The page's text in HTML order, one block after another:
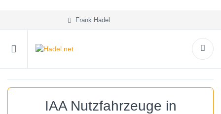
Frank Hadel
IAA Nutzfahrzeuge in